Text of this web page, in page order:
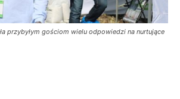
przybyłym gościom wielu odpowiedzi na nurtujące